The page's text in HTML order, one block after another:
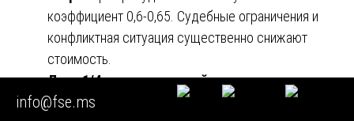
коэффициент 0,6-0,65. Судебные ограничения и
конфликтная ситуация существенно снижают
стоимость.
Доля 1/4 в трехкомнатной квартирепри выкупе
одним из сособственников — коэффициент 0,65-
info@fse.ms